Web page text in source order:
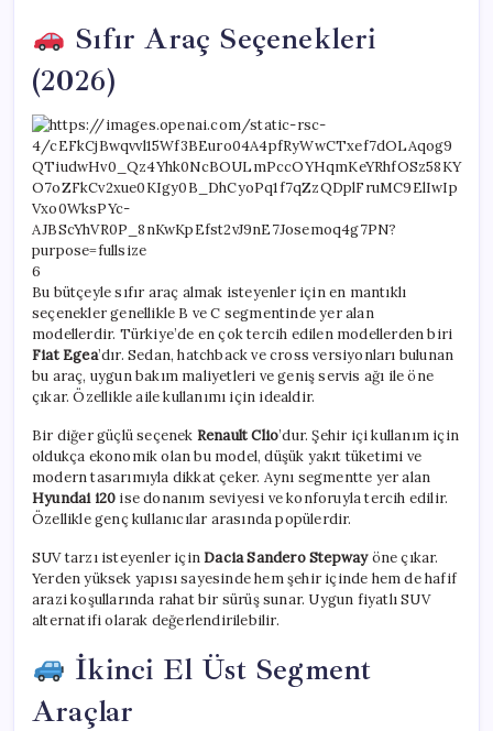
Sıfır Araç Seçenekleri
(2026)
6
Bu bütçeyle sıfır araç almak isteyenler için en mantıklı
seçenekler genellikle B ve C segmentinde yer alan
modellerdir. Türkiye’de en çok tercih edilen modellerden biri
Fiat Egea’dır. Sedan, hatchback ve cross versiyonları bulunan
bu araç, uygun bakım maliyetleri ve geniş servis ağı ile öne
çıkar. Özellikle aile kullanımı için idealdir.
Bir diğer güçlü seçenek Renault Clio’dur. Şehir içi kullanım için
oldukça ekonomik olan bu model, düşük yakıt tüketimi ve
modern tasarımıyla dikkat çeker. Aynı segmentte yer alan
Hyundai i20 ise donanım seviyesi ve konforuyla tercih edilir.
Özellikle genç kullanıcılar arasında popülerdir.
SUV tarzı isteyenler içinDacia Sandero Stepwayöne çıkar.
Yerden yüksek yapısı sayesinde hem şehir içinde hem de hafif
arazi koşullarında rahat bir sürüş sunar. Uygun fiyatlı SUV
alternatifi olarak değerlendirilebilir.
İkinci El Üst Segment
Araçlar